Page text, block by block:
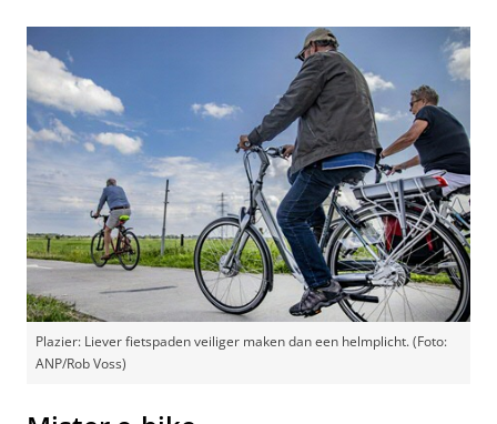
Plazier: Liever fietspaden veiliger maken dan een helmplicht. (Foto:
ANP/Rob Voss)